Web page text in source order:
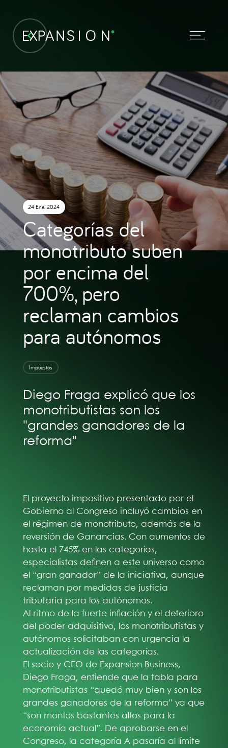
24 Ene. 2024
Categorías del
monotributo suben
por encima del
700%, pero
reclaman cambios
para autónomos
Impuestos
Diego Fraga explicó que los
monotributistas son los
"grandes ganadores de la
reforma"
El proyecto impositivo presentado por el
Gobierno al Congreso incluyó cambios en
el régimen de monotributo, además de la
reversión de Ganancias. Con aumentos de
hasta el 745% en las categorías,
especialistas definen a este universo como
el “gran ganador” de la iniciativa, aunque
reclaman por medidas de justicia
tributaria para los autónomos.
Al ritmo de la fuerte inflación y el deterioro
del poder adquisitivo, los monotributistas y
autónomos solicitaban con urgencia la
actualización de las categorías.
El socio y CEO de Expansion Business,
Diego Fraga, entiende que la tabla para
monotributistas “quedó muy bien y son los
grandes ganadores de la reforma” ya que
“son montos bastantes altos para la
economía actual”. De aprobarse en el
Congreso, la categoría A pasaría al límite